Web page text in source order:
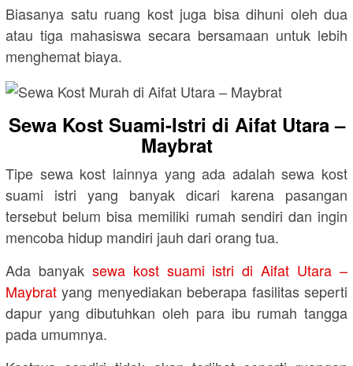
Biasanya satu ruang kost juga bisa dihuni oleh dua
atau tiga mahasiswa secara bersamaan untuk lebih
menghemat biaya.
Sewa Kost Suami-Istri di Aifat Utara –
Maybrat
Tipe sewa kost lainnya yang ada adalah sewa kost
suami istri yang banyak dicari karena pasangan
tersebut belum bisa memiliki rumah sendiri dan ingin
mencoba hidup mandiri jauh dari orang tua.
Ada banyak sewa kost suami istri di Aifat Utara –
Maybrat yang menyediakan beberapa fasilitas seperti
dapur yang dibutuhkan oleh para ibu rumah tangga
pada umumnya.